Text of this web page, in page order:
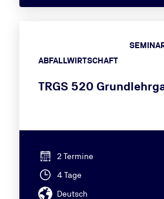
ABFALLWIRTSCHAFT
TRGS 520
2 Termine
4 Tage
Deutsch